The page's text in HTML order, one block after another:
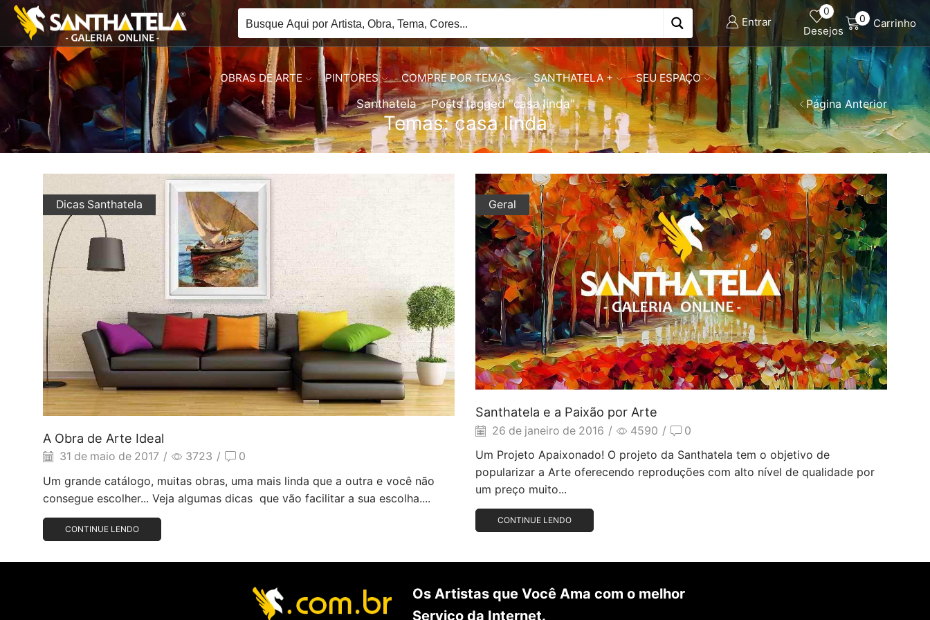
Entrar
0
Desejos
0 Carrinho
OBRAS DE ARTE PINTORES COMPRE POR TEMAS SANTHATELA + SEU ESPAÇO
Página Anterior
Santhatela Posts tagged "casa linda"
Temas: casa linda
Dicas Santhatela
A Obra de Arte Ideal
31 de maio de 2017 / 3723 / 0
Um grande catálogo, muitas obras, uma mais linda que a outra e você não
consegue escolher... Veja algumas dicas que vão facilitar a sua escolha....
CONTINUE LENDO
Geral
Santhatela e a Paixão por Arte
26 de janeiro de 2016 / 4590 / 0
Um Projeto Apaixonado! O projeto da Santhatela tem o objetivo de
popularizar a Arte oferecendo reproduções com alto nível de qualidade por
um preço muito...
CONTINUE LENDO
Os Artistas que Você Ama com o melhor
Serviço da Internet.